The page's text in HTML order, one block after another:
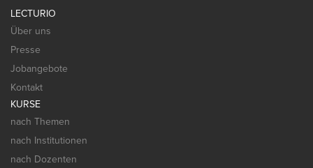
LECTURIO
Über uns
Presse
Jobangebote
Kontakt
KURSE
nach Themen
nach Institutionen
nach Dozenten